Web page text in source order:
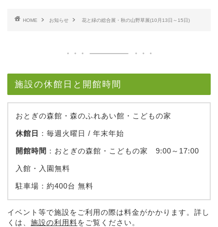
HOME お知らせ 花と緑の総合展・秋の山野草展(10月13日～15日)
施設の休館日と開館時間
おとぎの森館・森のふれあい館・こどもの家
休館日 ：毎週火曜日 / 年末年始
開館時間 ：おとぎの森館・こどもの家 9:00～17:00
入館・入園無料
駐車場：約400台 無料
イベント等で施設をご利用の際は料金がかかります。詳し
くは、 施設の利用料をご覧ください。